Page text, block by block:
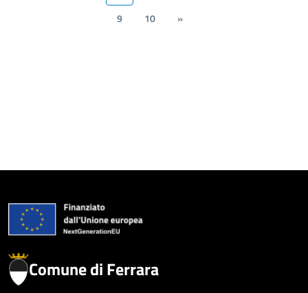
9
10 »
Comune di Ferrara